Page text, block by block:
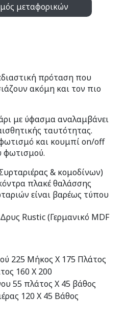
μεταφορικών
πρόταση που
ακόμη και τον πιο
με ύφασμα αναλαμβάνει
ταυτότητας.
και κουμπί on/off
φωτισμού.
& κομοδίνων)
πλακέ θαλάσσης
είναι βαρέως τύπου
Rustic (Γερμανικό MDF
225 Μήκος Χ 175 Πλάτος
160 Χ 200
55 πλάτος Χ 45 βάθος
120 Χ 45 Βάθος